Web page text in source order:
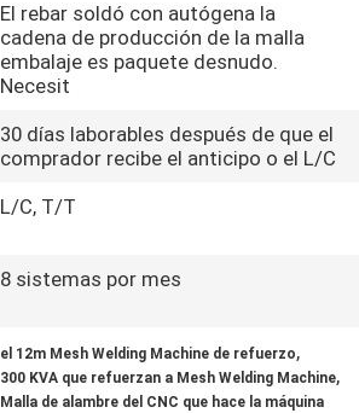
El rebar soldó con autógena la
cadena de producción de la malla
embalaje es paquete desnudo.
Necesit
30 días laborables después de que el
comprador recibe el anticipo o el L/C
L/C, T/T
8 sistemas por mes
el 12m Mesh Welding Machine de refuerzo,
300 KVA que refuerzan a Mesh Welding Machine,
Malla de alambre del CNC que hace la máquina